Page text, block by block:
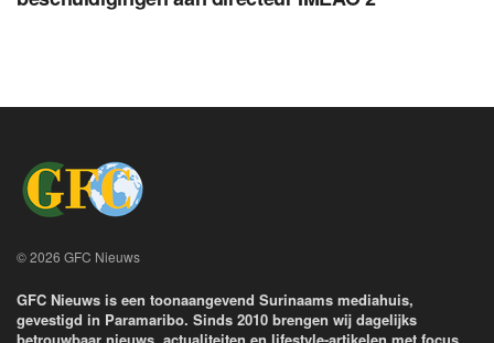
© 2026 GFC Nieuws
GFC Nieuws is een toonaangevend Surinaams mediahuis,
gevestigd in Paramaribo. Sinds 2010 brengen wij dagelijks
betrouwbaar nieuws, actualiteiten en lifestyle-artikelen met focus